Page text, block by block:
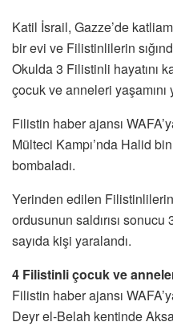
Katil İsrail, Gazze’de
bir evi ve Filistinlilerin
Okulda 3 Filistinli hayatını
çocuk ve anneleri yaşamını
Filistin haber ajansı
Mülteci Kampı’nda Halid
bombaladı.
Yerinden edilen Filistinlilerin
ordusunun saldırısı
sayıda kişi yaralandı.
4 Filistinli çocuk ve
Filistin haber ajansı
Deyr el-Belah kentinde